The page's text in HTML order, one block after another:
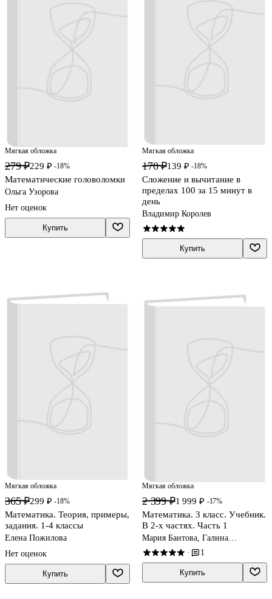
Мягкая обложка
279 ₽229 ₽ -18%
Математические головоломки
Ольга Узорова
Нет оценок
Купить
Мягкая обложка
170 ₽139 ₽ -18%
Сложение и вычитание в
пределах 100 за 15 минут в
день
Владимир Королев
Купить
Мягкая обложка
365 ₽299 ₽ -18%
Математика. Теория, примеры,
задания. 1-4 классы
Елена Пожилова
Нет оценок
Купить
Мягкая обложка
2 399 ₽1 999 ₽ -17%
Математика. 3 класс. Учебник.
В 2-х частях. Часть 1
Мария Бантова, Галина
Бельтюкова, Мария Моро
· 1
Купить